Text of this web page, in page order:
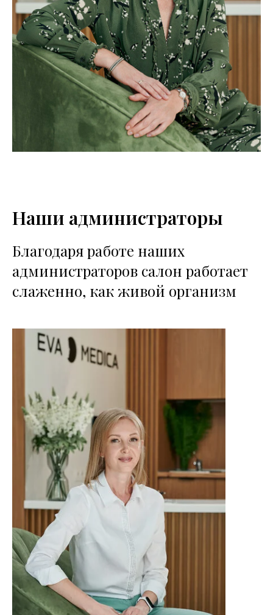
Наши администраторы
Благодаря работе наших
администраторов салон работает
слаженно, как живой организм